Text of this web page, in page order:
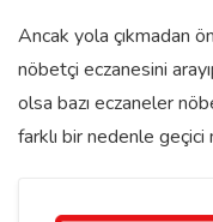
Ancak yola çıkmadan
nöbetçi eczanesini
olsa bazı eczaneler
farklı bir nedenle